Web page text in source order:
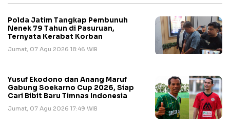
Polda Jatim Tangkap Pembunuh
Nenek 79 Tahun di Pasuruan,
Ternyata Kerabat Korban
Jumat, 07 Agu 2026 18:46 WIB
Yusuf Ekodono dan Anang Maruf
Gabung Soekarno Cup 2026, Siap
Cari Bibit Baru Timnas Indonesia
Jumat, 07 Agu 2026 17:49 WIB